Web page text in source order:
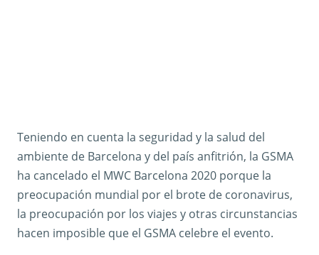
Teniendo en cuenta la seguridad y la salud del
ambiente de Barcelona y del país anfitrión, la GSMA
ha cancelado el MWC Barcelona 2020 porque la
preocupación mundial por el brote de coronavirus,
la preocupación por los viajes y otras circunstancias
hacen imposible que el GSMA celebre el evento.